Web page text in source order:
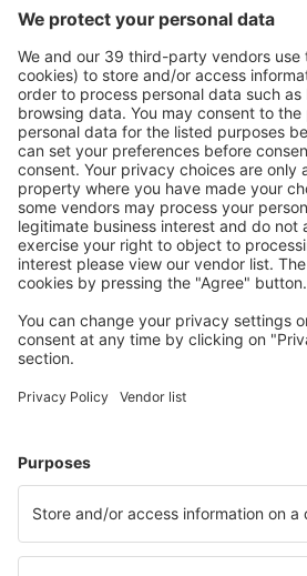
Download onze appen
reizen
Vliegtickets
Verblijf